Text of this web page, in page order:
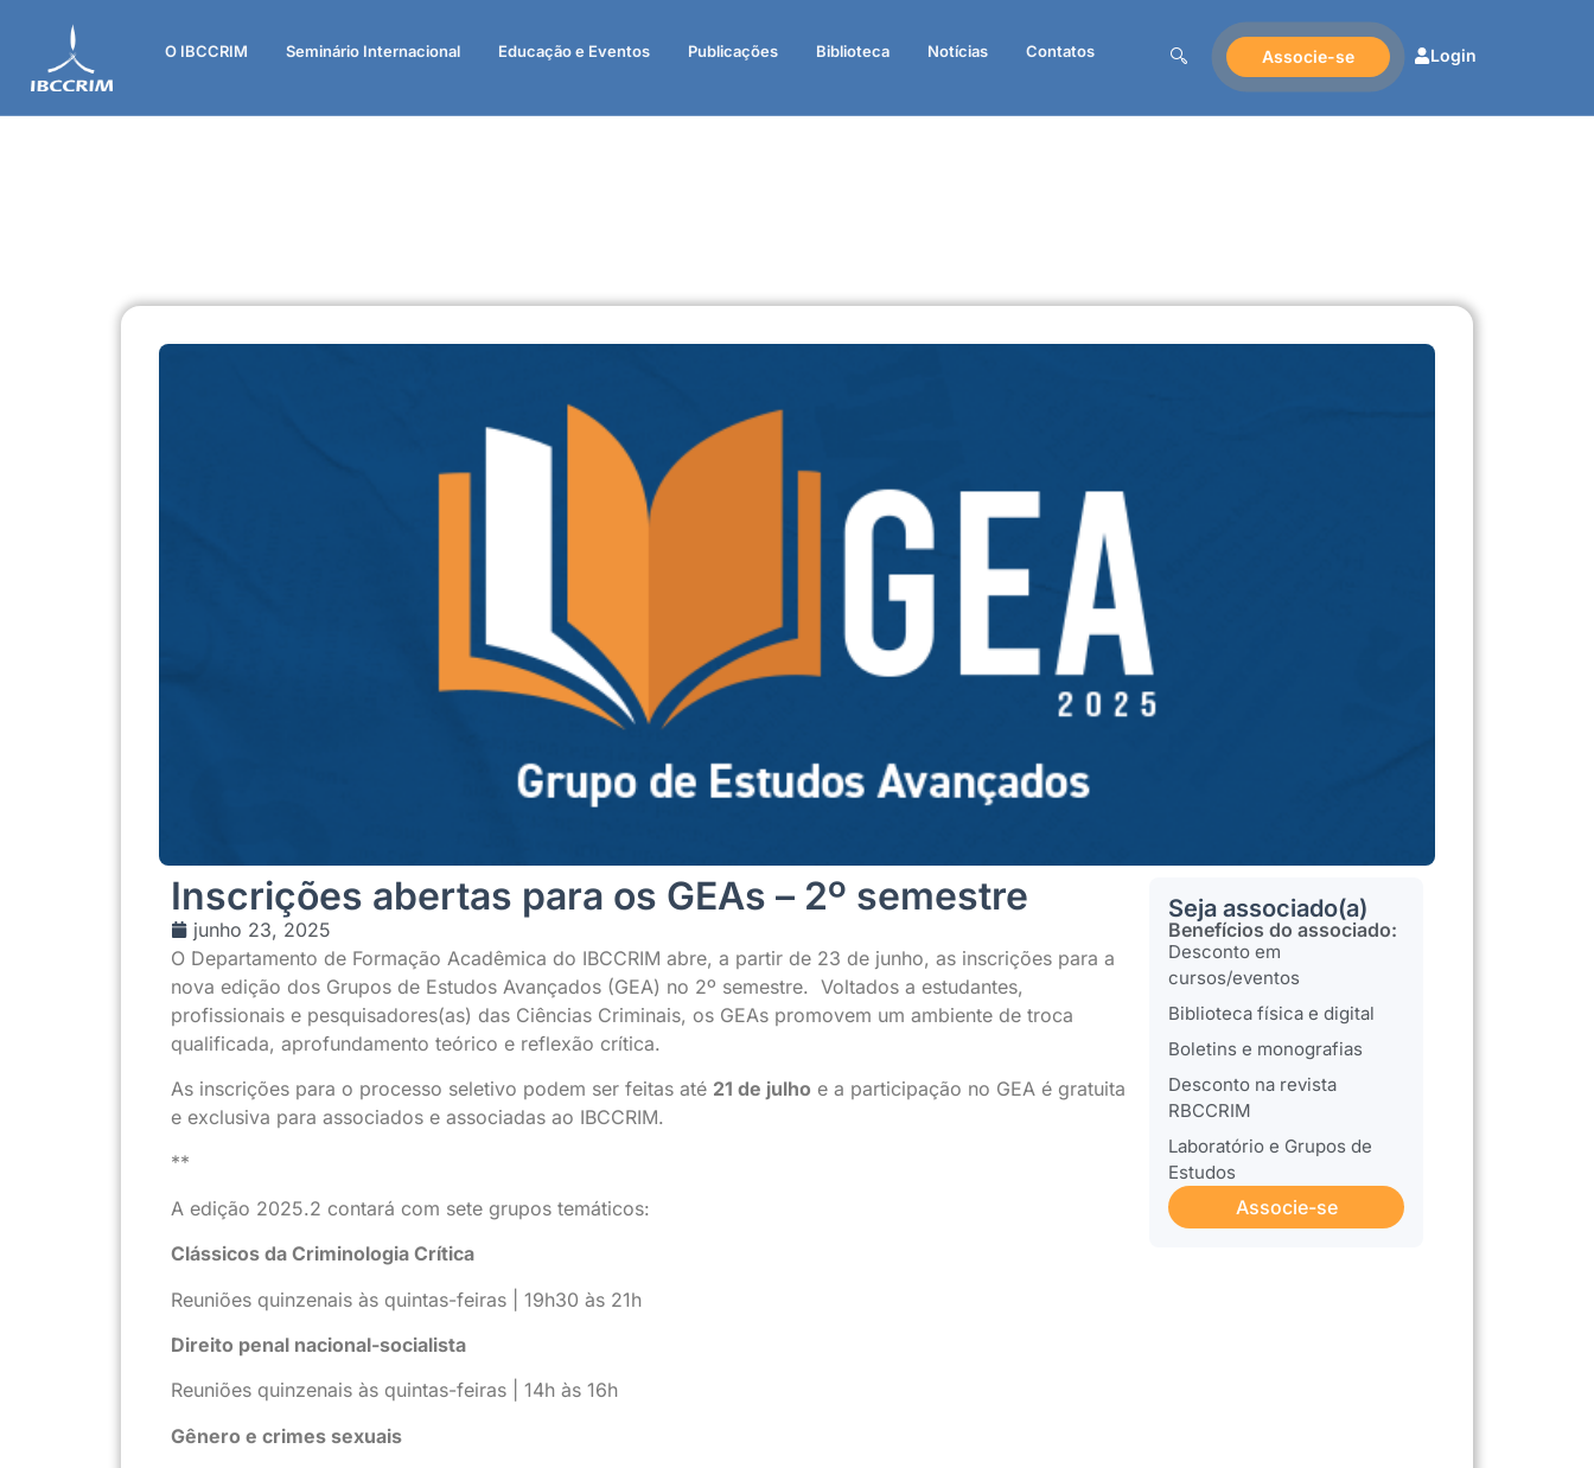
O IBCCRIM Seminário Internacional Educação e Eventos Publicações Biblioteca Notícias Contatos Associe-se Login
Inscrições abertas para os GEAs – 2º semestre
junho 23, 2025
O Departamento de Formação Acadêmica do IBCCRIM abre, a partir de 23 de junho, as inscrições para a
nova edição dos Grupos de Estudos Avançados (GEA) no 2º semestre. Voltados a estudantes,
profissionais e pesquisadores(as) das Ciências Criminais, os GEAs promovem um ambiente de troca
qualificada, aprofundamento teórico e reflexão crítica.
As inscrições para o processo seletivo podem ser feitas até 21 de julho e a participação no GEA é gratuita
e exclusiva para associados e associadas ao IBCCRIM.
**
A edição 2025.2 contará com sete grupos temáticos:
Clássicos da Criminologia Crítica
Reuniões quinzenais às quintas-feiras | 19h30 às 21h
Direito penal nacional-socialista
Reuniões quinzenais às quintas-feiras | 14h às 16h
Gênero e crimes sexuais
Seja associado(a)
Benefícios do associado:
Desconto em
cursos/eventos
Biblioteca física e digital
Boletins e monografias
Desconto na revista
RBCCRIM
Laboratório e Grupos de
Estudos
Associe-se